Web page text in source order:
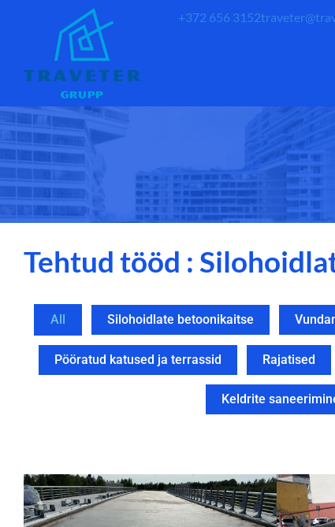
+372 656 3152
Tehtud tööd :
All Silohoidlate betoonikaitse
Pööratud katused ja terrassid Rajatised
Keldrite